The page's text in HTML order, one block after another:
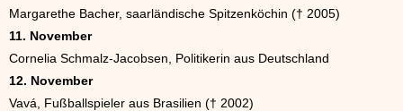
Margarethe Bacher, saarländische Spitzenköchin († 2005)
11. November
Cornelia Schmalz-Jacobsen, Politikerin aus Deutschland
12. November
Vavá, Fußballspieler aus Brasilien († 2002)